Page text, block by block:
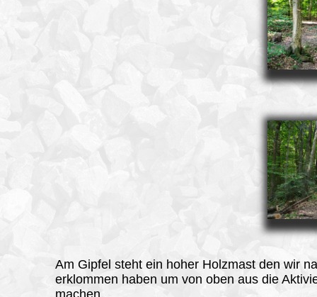
Am Gipfel steht ein hoher Holzmast den wir
erklommen haben um von oben aus die